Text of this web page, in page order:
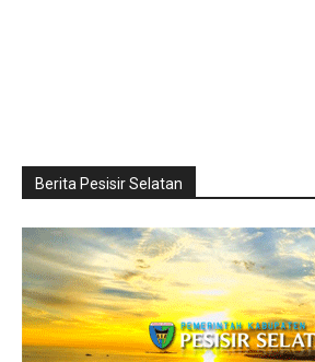
Berita Pesisir Selatan